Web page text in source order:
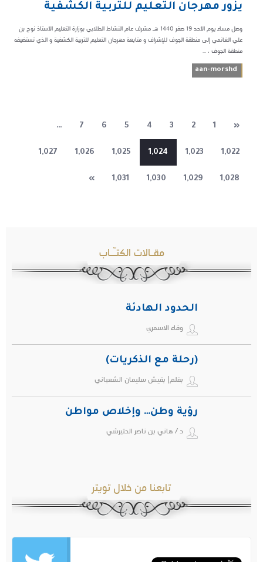
يزور مهرجان التعليم للتربية الكشفية
وصل مساء يوم الأحد 19 صفر 1440 هـ مشرف عام النشاط الطلابي بوزارة التعليم الأستاذ نوح بن
علي الغانمي إلى منطقة الجوف للإشراف و متابعة مهرجان التعليم للتربية الكشفية و الذي تستضيفه
منطقة الجوف ، ...
aan-morshd
«
1
2
3
4
5
6
7
…
1,022
1,023
1,024
1,025
1,026
1,027
1,028
1,029
1,030
1,031
»
مقـالات الكتـّـاب
الحدود الهادئة
وفاء الاسمري
(رحلة مع الذكريات)
بقلم| بقيش سليمان الشعباني
رؤية وطن… وإخلاص مواطن
د / هاني بن ناصر الحتيرشي
تابعنا من خلال تويتر